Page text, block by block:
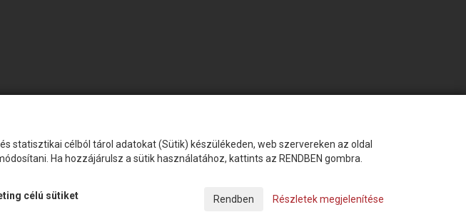
statisztikai célból tárol adatokat (Sütik) készülékeden, web szervereken az oldal
Ha hozzájárulsz a sütik használatához, kattints az RENDBEN gombra.
célú sütiket Részletek megjelenítése